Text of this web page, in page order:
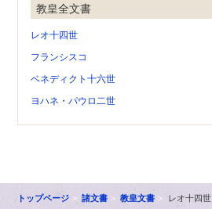
教皇全文書
レオ十四世
フランシスコ
ベネディクト十六世
ヨハネ・パウロ二世
トップページ 諸文書 教皇文書 レオ十四世